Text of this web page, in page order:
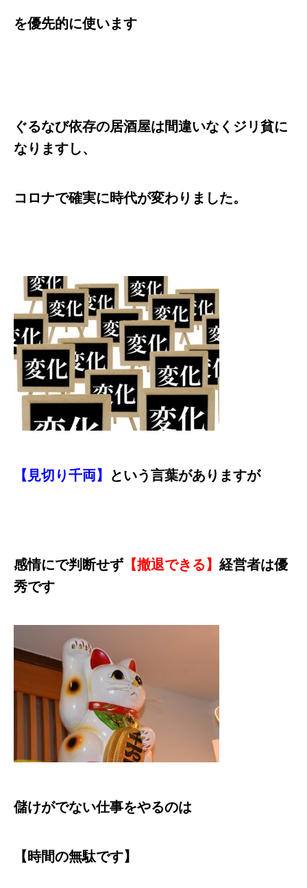
を優先的に使います
ぐるなび依存の居酒屋は間違いなくジリ貧に
なりますし、
コロナで確実に時代が変わりました。
【見切り千両】 という言葉がありますが
感情にで判断せず 【撤退できる】 経営者は優
秀です
儲けがでない仕事をやるのは
【時間の無駄です】